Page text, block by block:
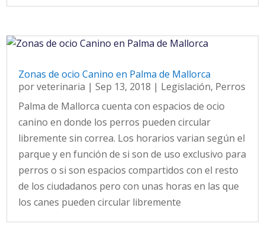
Zonas de ocio Canino en Palma de Mallorca
porveterinaria |Sep 13, 2018 | Legislación, Perros
Palma de Mallorca cuenta con espacios de ocio
canino en donde los perros pueden circular
libremente sin correa. Los horarios varian según el
parque y en función de si son de uso exclusivo para
perros o si son espacios compartidos con el resto
de los ciudadanos pero con unas horas en las que
los canes pueden circular libremente